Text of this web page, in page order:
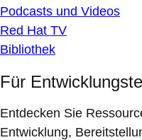
Podcasts und Videos
Red Hat TV
Bibliothek
Für
Entdecken Sie
Entwicklung,